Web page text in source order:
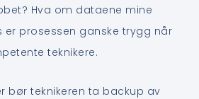
Hva om dataene mine
er prosessen ganske trygg når
teknikere.
bør teknikeren ta backup av